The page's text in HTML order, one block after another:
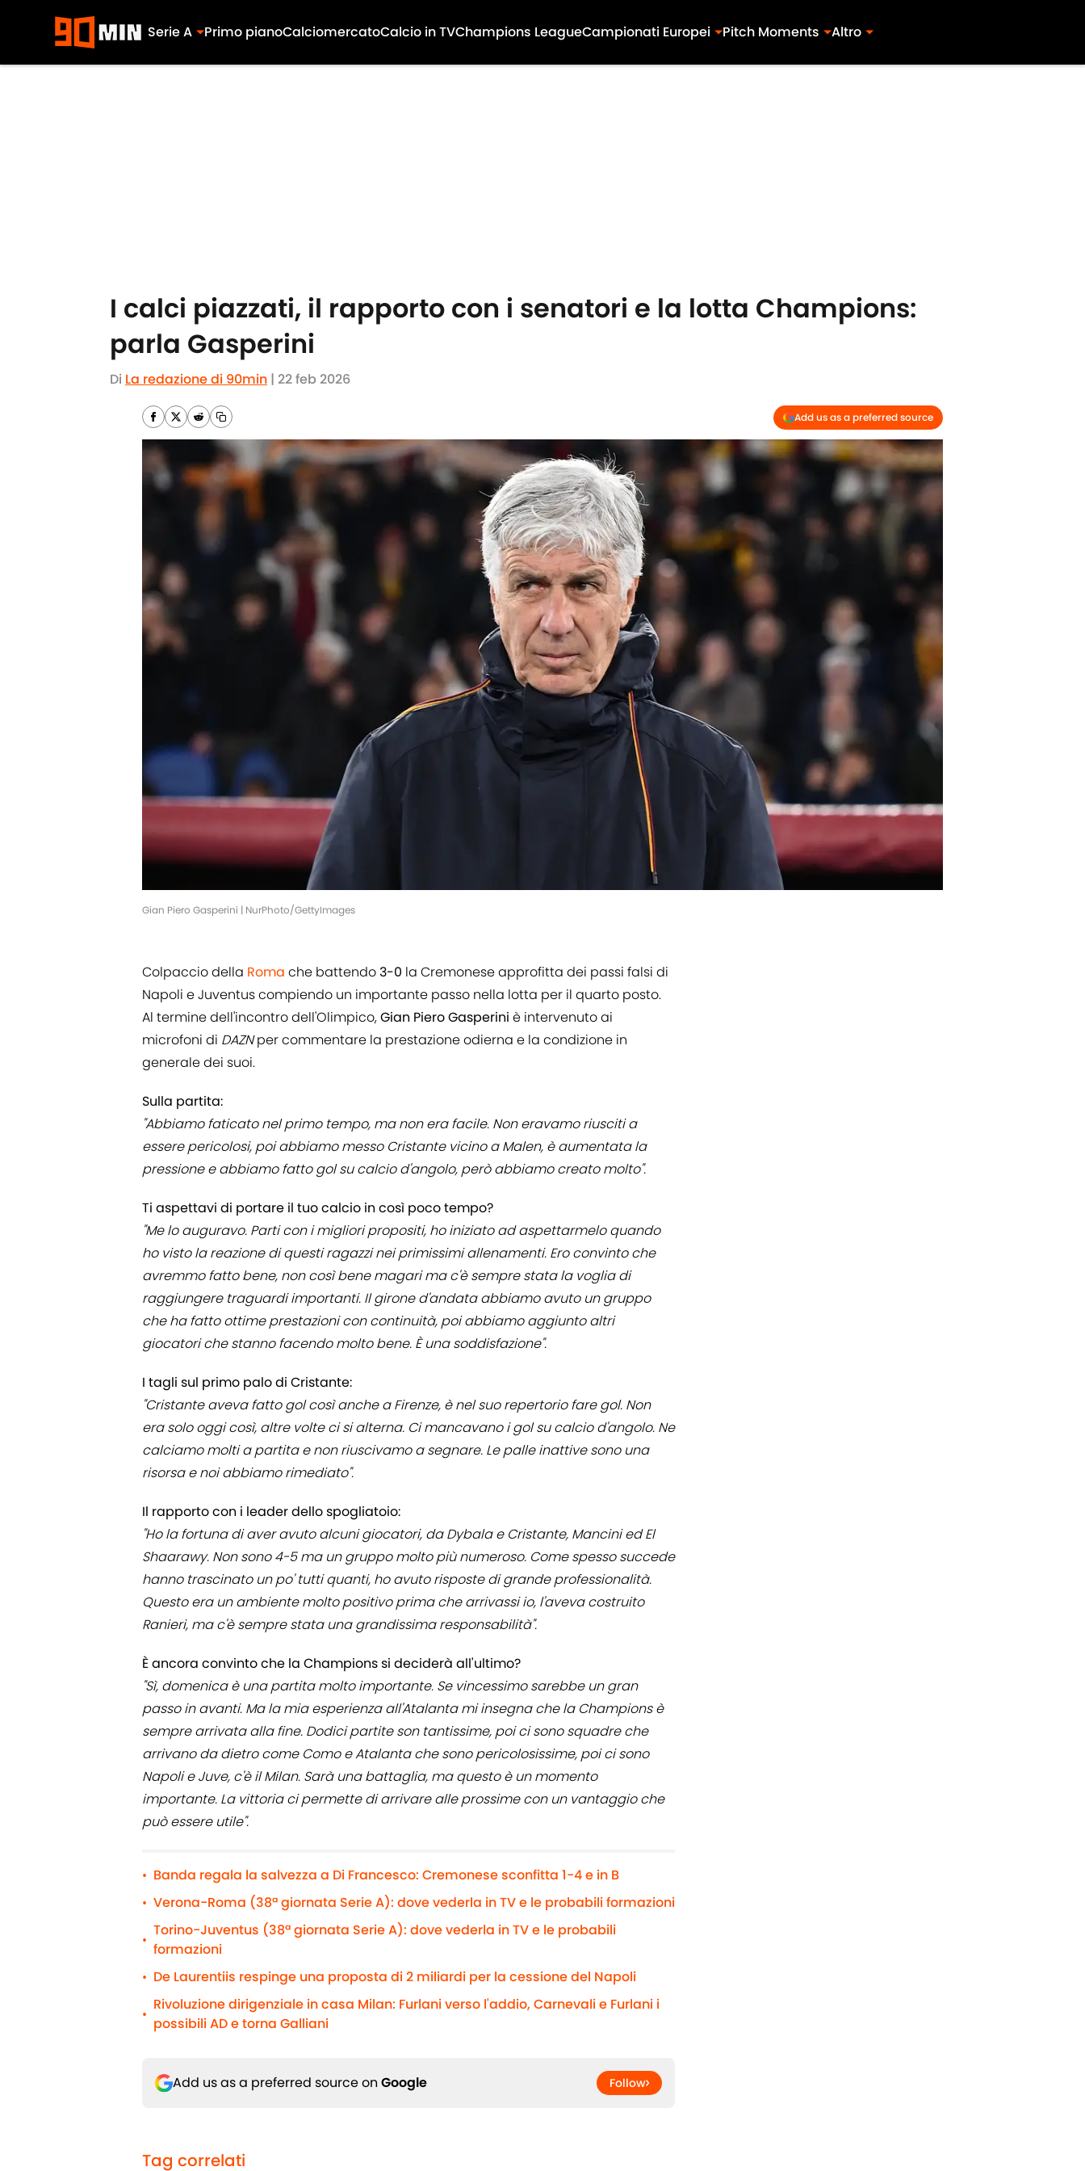
Serie A Primo pianoCalciomercatoCalcio in TVChampions LeagueCampionati Europei Pitch Moments Altro
I calci piazzati, il rapporto con i senatori e la lotta Champions:
parla Gasperini
Di La redazione di 90min | 22 feb 2026
Add us as a preferred source
Gian Piero Gasperini | NurPhoto/GettyImages
Colpaccio della Roma che battendo 3-0 la Cremonese approfitta dei passi falsi di
Napoli e Juventus compiendo un importante passo nella lotta per il quarto posto.
Al termine dell'incontro dell'Olimpico,Gian Piero Gasperini è intervenuto ai
microfoni di DAZNper commentare la prestazione odierna e la condizione in
generale dei suoi.
Sulla partita:
"Abbiamo faticato nel primo tempo, ma non era facile. Non eravamo riusciti a
essere pericolosi, poi abbiamo messo Cristante vicino a Malen, è aumentata la
pressione e abbiamo fatto gol su calcio d'angolo, però abbiamo creato molto".
Ti aspettavi di portare il tuo calcio in così poco tempo?
"Me lo auguravo. Parti con i migliori propositi, ho iniziato ad aspettarmelo quando
ho visto la reazione di questi ragazzi nei primissimi allenamenti. Ero convinto che
avremmo fatto bene, non così bene magari ma c'è sempre stata la voglia di
raggiungere traguardi importanti. Il girone d'andata abbiamo avuto un gruppo
che ha fatto ottime prestazioni con continuità, poi abbiamo aggiunto altri
giocatori che stanno facendo molto bene. È una soddisfazione".
I tagli sul primo palo di Cristante:
"Cristante aveva fatto gol così anche a Firenze, è nel suo repertorio fare gol. Non
era solo oggi così, altre volte ci si alterna. Ci mancavano i gol su calcio d'angolo. Ne
calciamo molti a partita e non riuscivamo a segnare. Le palle inattive sono una
risorsa e noi abbiamo rimediato".
Il rapporto con i leader dello spogliatoio:
"Ho la fortuna di aver avuto alcuni giocatori, da Dybala e Cristante, Mancini ed El
Shaarawy. Non sono 4-5 ma un gruppo molto più numeroso. Come spesso succede
hanno trascinato un po' tutti quanti, ho avuto risposte di grande professionalità.
Questo era un ambiente molto positivo prima che arrivassi io, l'aveva costruito
Ranieri, ma c'è sempre stata una grandissima responsabilità".
È ancora convinto che la Champions si deciderà all'ultimo?
"Sì, domenica è una partita molto importante. Se vincessimo sarebbe un gran
passo in avanti. Ma la mia esperienza all'Atalanta mi insegna che la Champions è
sempre arrivata alla fine. Dodici partite son tantissime, poi ci sono squadre che
arrivano da dietro come Como e Atalanta che sono pericolosissime, poi ci sono
Napoli e Juve, c'è il Milan. Sarà una battaglia, ma questo è un momento
importante. La vittoria ci permette di arrivare alle prossime con un vantaggio che
può essere utile".
• Banda regala la salvezza a Di Francesco: Cremonese sconfitta 1-4 e in B
• Verona-Roma (38ª giornata Serie A): dove vederla in TV e le probabili formazioni
•
Torino-Juventus (38ª giornata Serie A): dove vederla in TV e le probabili
formazioni
• De Laurentiis respinge una proposta di 2 miliardi per la cessione del Napoli
•
Rivoluzione dirigenziale in casa Milan: Furlani verso l'addio, Carnevali e Furlani i
possibili AD e torna Galliani
Add us as a preferred source on Google Follow
Tag correlati